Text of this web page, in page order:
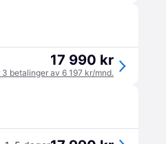
17 990 kr
3 betalinger av 6 197 kr/mnd.